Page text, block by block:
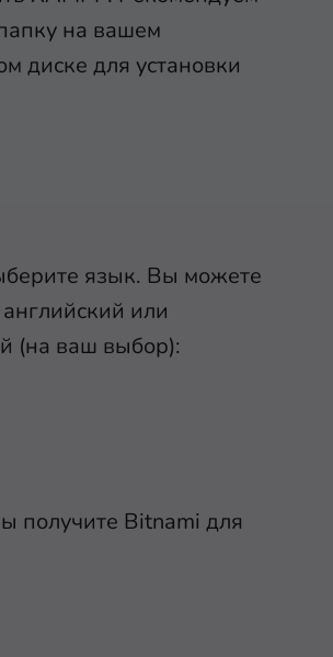
на вашем
диске для установки
язык. Вы можете
или
(на ваш выбор):
получите Bitnami для